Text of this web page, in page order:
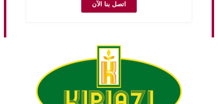
اتصل بنا الآن